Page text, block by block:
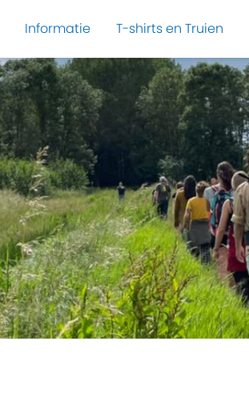
Informatie T-shirts en Truien